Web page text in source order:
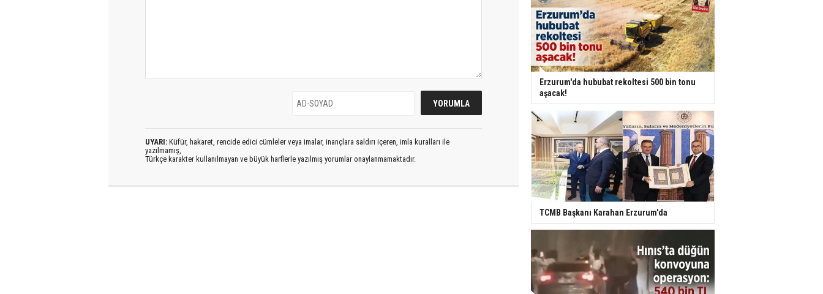
UYARI: Küfür, hakaret, rencide edici cümleler veya imalar, inançlara saldırı içeren, imla kuralları ile
yazılmamış,
Türkçe karakter kullanılmayan ve büyük harflerle yazılmış yorumlar onaylanmamaktadır.
Erzurum'da hububat rekoltesi 500 bin tonu
aşacak!
TCMB Başkanı Karahan Erzurum'da